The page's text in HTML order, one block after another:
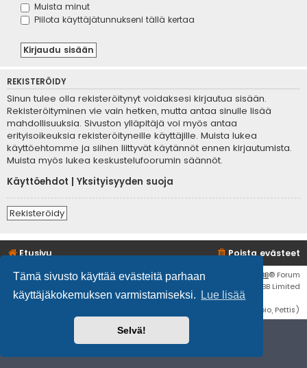
Tämä sivusto käyttää evästeitä parhaan
käyttäjäkokemuksen varmistamiseksi.
Lue lisää
Selvä!
Muista minut
Piilota käyttäjätunnukseni tällä kertaa
REKISTERÖIDY
Sinun tulee olla rekisteröitynyt voidaksesi kirjautua sisään.
Rekisteröityminen vie vain hetken, mutta antaa sinulle lisää
mahdollisuuksia. Sivuston ylläpitäjä voi myös antaa
erityisoikeuksia rekisteröityneille käyttäjille. Muista lukea
käyttöehtomme ja siihen liittyvät käytännöt ennen kirjautumista.
Muista myös lukea keskustelufoorumin säännöt.
Käyttöehdot
Yksityisyyden suoja
Rekisteröidy
Etusivu Poista evästeet
Flat Style byIan Bradley• Keskustelufoorumin ohjelmisto phpBB® Forum
Software © phpBB Limited
Käännös: phpBB Suomi (lurttinen, harritapio, Pettis)